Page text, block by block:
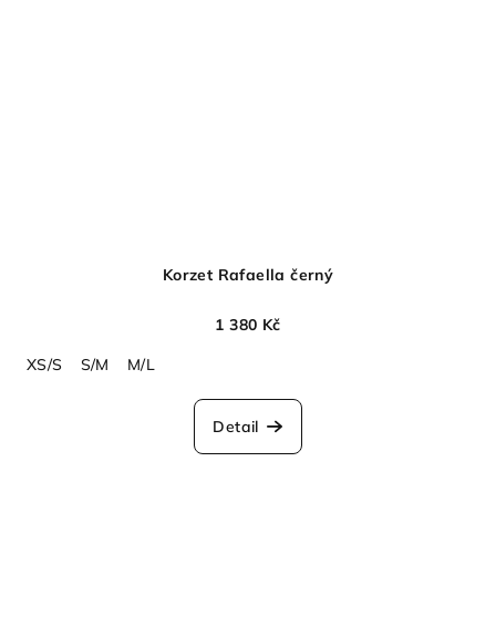
Korzet Rafaella černý
1 380 Kč
XS/S
S/M M/L
Detail